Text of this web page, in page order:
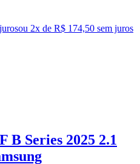
ou 2x de R$ 174,50 sem juros
B Series 2025 2.1